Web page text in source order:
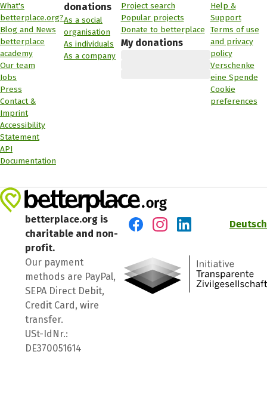
What's
betterplace.org?
Blog and News
betterplace
academy
Our team
Jobs
Press
Contact &
Imprint
Accessibility
Statement
API
Documentation
donations
As a social
organisation
As individuals
As a company
Project search
Popular projects
Donate to betterplace
My donations
Help &
Support
Terms of use
and privacy
policy
Verschenke
eine Spende
Cookie
preferences
betterplace.org is
charitable and non-
profit.
Our payment
methods are PayPal,
SEPA Direct Debit,
Credit Card, wire
transfer.
USt-IdNr.:
DE370051614
Deutsch